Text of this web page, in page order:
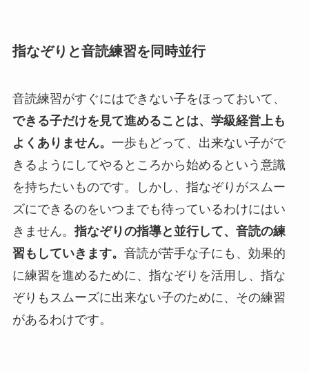
指なぞりと音読練習を同時並行
音読練習がすぐにはできない子をほっておいて、
できる子だけを見て進めることは、学級経営上も
よくありません。 一歩もどって、出来ない子がで
きるようにしてやるところから始めるという意識
を持ちたいものです。しかし、指なぞりがスムー
ズにできるのをいつまでも待っているわけにはい
きません。 指なぞりの指導と並行して、音読の練
習もしていきます。 音読が苦手な子にも、効果的
に練習を進めるために、指なぞりを活用し、指な
ぞりもスムーズに出来ない子のために、その練習
があるわけです。